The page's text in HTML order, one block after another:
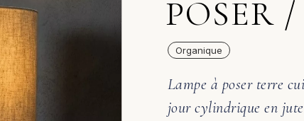
POSER
Organique
Lampe à poser terre
jour cylindrique en